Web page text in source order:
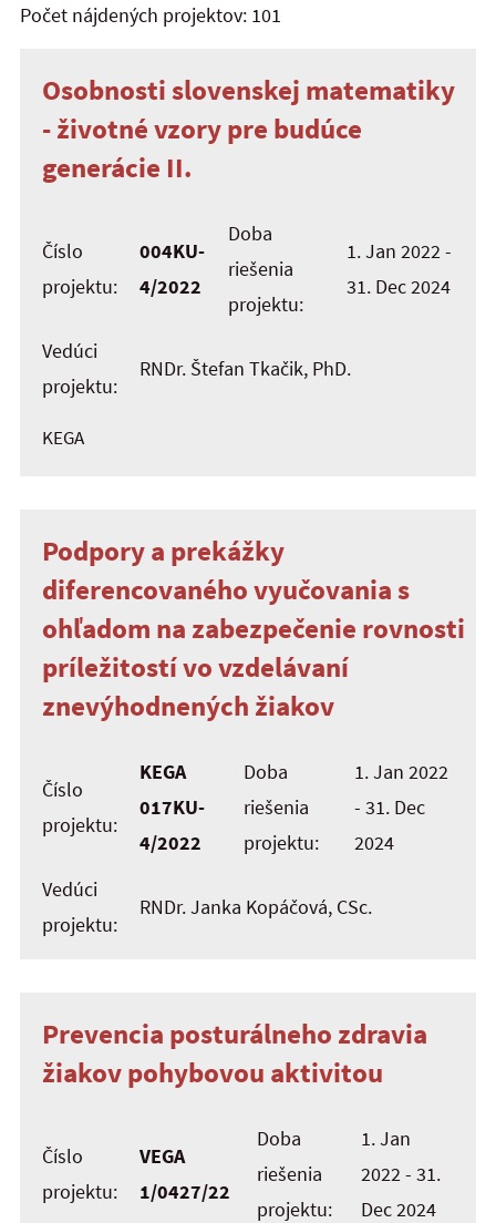
Počet nájdených projektov: 101
Osobnosti slovenskej matematiky
- životné vzory pre budúce
generácie II.
Číslo
projektu:
004KU-
4/2022
Doba
riešenia
projektu:
1. Jan 2022 -
31. Dec 2024
Vedúci
projektu:
RNDr. Štefan Tkačik, PhD.
KEGA
Podpory a prekážky
diferencovaného vyučovania s
ohľadom na zabezpečenie rovnosti
príležitostí vo vzdelávaní
znevýhodnených žiakov
Číslo
projektu:
KEGA
017KU-
4/2022
Doba
riešenia
projektu:
1. Jan 2022
- 31. Dec
2024
Vedúci
projektu:
RNDr. Janka Kopáčová, CSc.
Prevencia posturálneho zdravia
žiakov pohybovou aktivitou
Číslo
projektu:
VEGA
1/0427/22
Doba
riešenia
projektu:
1. Jan
2022 - 31.
Dec 2024